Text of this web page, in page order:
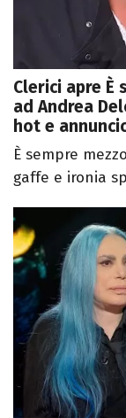
Clerici apre È
ad Andrea
hot e
È sempre
gaffe e ironia